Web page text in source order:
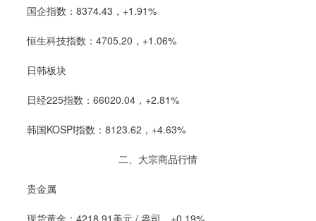
国企指数：8374.43，+1.91%
恒生科技指数：4705.20，+1.06%
日韩板块
日经225指数：66020.04，+2.81%
韩国KOSPI指数：8123.62，+4.63%
二、大宗商品行情
贵金属